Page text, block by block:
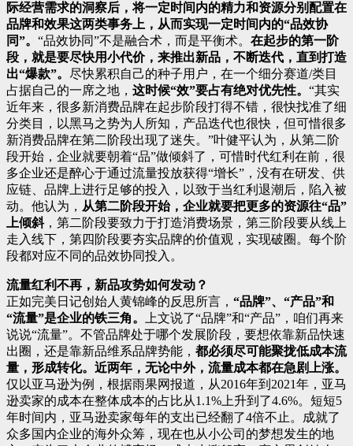
际经营需求的洞察后，将一定时间内的精力和资源分别配置在
品牌和效果这两类事务上，从而实现一定时间内的“品效协
同”。 “品效协同”不是融合术，而是平衡术。 在起步的第一阶
段，就是要尽快用小代价，来推出新品，不断迭代，直到打造
出“爆款”。 尽快累积自己的种子用户，在一个细分赛道/类目
占据自己的一席之地， 这时候“效”要占有绝对优先性。 “其实
近年来，很多新消费品牌在起步阶段打得不错，很快找准了细
分类目，以黑马之势为人所知，产品迭代也很快，但可惜很多
新消费品牌在第二阶段出现了迷失。”叶健平认为，从第二阶
段开始，企业就要朝着“品”做倾斜了，可惜时代红利在前，很
多企业还是醉心于通过流量投放获得“增长”，没有在研发、供
应链、品牌上进行足够的投入，以致于当红利退潮后，陷入被
动。他认为， 从第二阶段开始，企业就要把更多的资源往“品”
上倾斜，第二阶段要致力于打造消费场景，第三阶段要从线上
走入线下，第四阶段要夯实品牌的价值观，实现破圈。每个阶
段都对应不同的品效协同投入。
流量红利不再，新品攻势如何发动？
正如完美日记创始人黄锦峰的反思所言， “品牌”、“产品”和
“流量”是企业的铁三角。 上文说了“品牌”和“产品”，咱们再来
说说“流量”。不管品牌处于哪个发展阶段，要想依靠新品快速
出圈，还是靠新品维系品牌势能， 都必须尽可能聚拢低成本流
量，形成转化。 近两年，无论中外，流量成本都在急剧上涨。
仅以亚马逊为例，根据雨果网报道，从2016年到2021年，亚马
逊卖家的成本在整体成本的占比从1.1%上升到了4.6%。短短5
年时间内，亚马逊卖家每年的支出已经翻了4倍不止。成就了
众多国内企业的海外众筹，现在也从小公司的梦想发生的地